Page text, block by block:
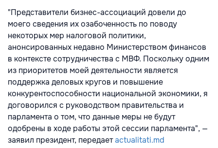
"Представители бизнес-ассоциаций довели до
моего сведения их озабоченность по поводу
некоторых мер налоговой политики,
анонсированных недавно Министерством финансов
в контексте сотрудничества с МВФ. Поскольку одним
из приоритетов моей деятельности является
поддержка деловых кругов и повышение
конкурентоспособности национальной экономики, я
договорился с руководством правительства и
парламента о том, что данные меры не будут
одобрены в ходе работы этой сессии парламента", —
заявил президент, передаетactualitati.md